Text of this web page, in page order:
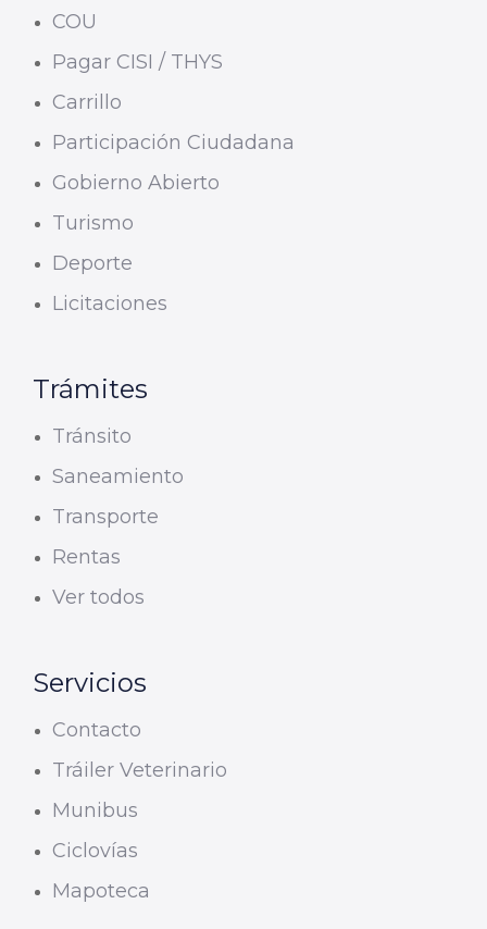
COU
Pagar CISI / THYS
Carrillo
Participación Ciudadana
Gobierno Abierto
Turismo
Deporte
Licitaciones
Trámites
Tránsito
Saneamiento
Transporte
Rentas
Ver todos
Servicios
Contacto
Tráiler Veterinario
Munibus
Ciclovías
Mapoteca